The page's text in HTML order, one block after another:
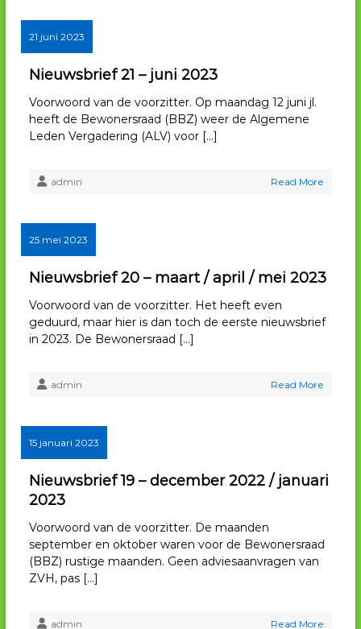
21 juni 2023
Nieuwsbrief 21 – juni 2023
Voorwoord van de voorzitter. Op maandag 12 juni jl.
heeft de Bewonersraad (BBZ) weer de Algemene
Leden Vergadering (ALV) voor […]
admin Read More
25 mei 2023
Nieuwsbrief 20 – maart / april / mei 2023
Voorwoord van de voorzitter. Het heeft even
geduurd, maar hier is dan toch de eerste nieuwsbrief
in 2023. De Bewonersraad […]
admin Read More
15 januari 2023
Nieuwsbrief 19 – december 2022 / januari
2023
Voorwoord van de voorzitter. De maanden
september en oktober waren voor de Bewonersraad
(BBZ) rustige maanden. Geen adviesaanvragen van
ZVH, pas […]
admin Read More